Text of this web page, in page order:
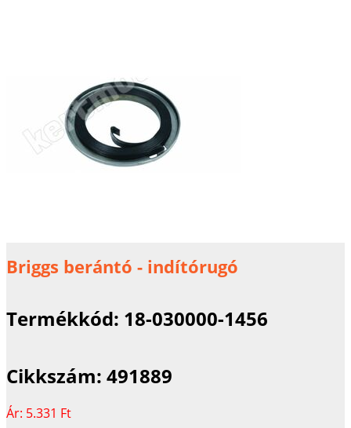
Briggs berántó - indítórugó
Termékkód: 18-030000-1456
Cikkszám: 491889
Ár: 5.331 Ft